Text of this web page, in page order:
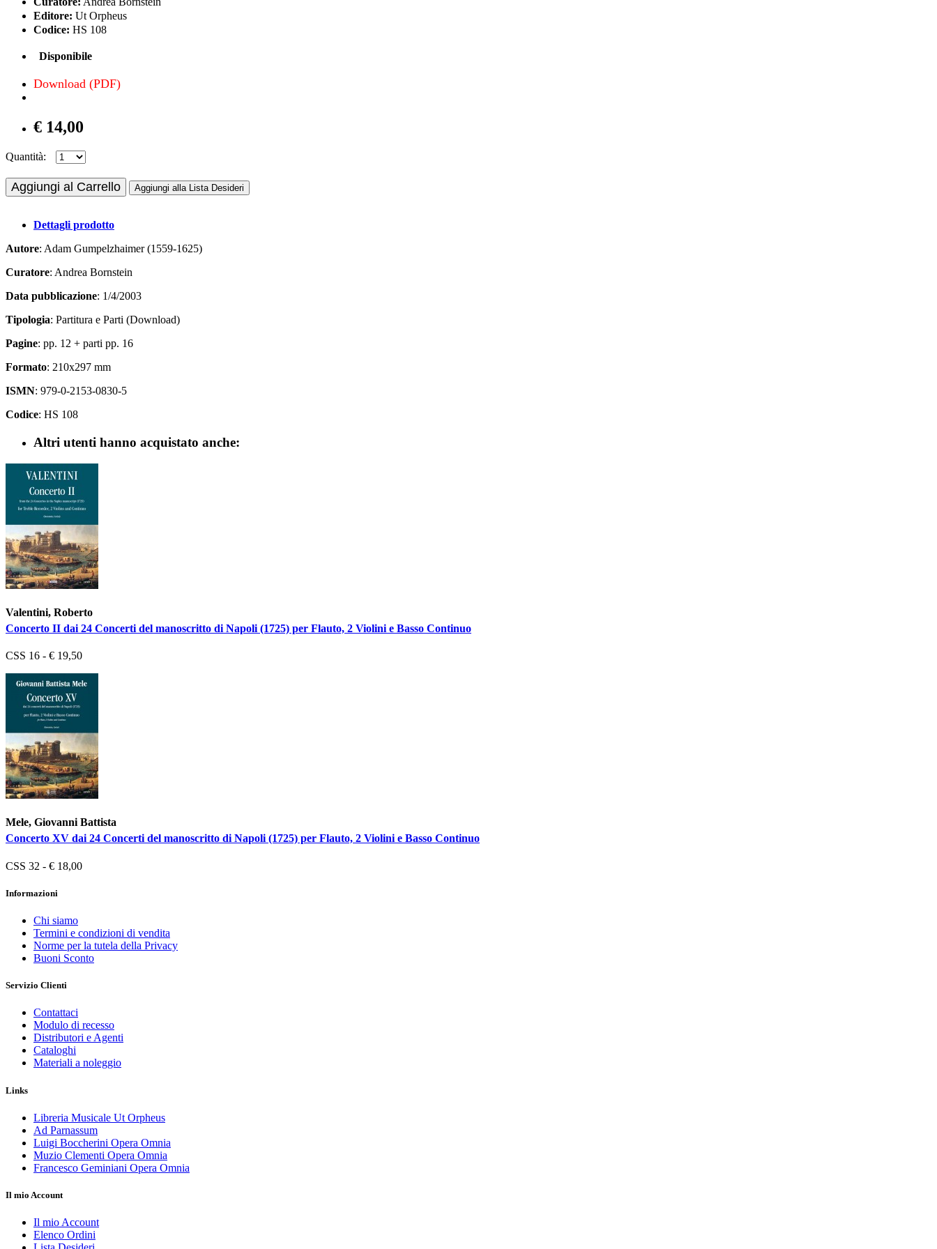
Editore: Ut Orpheus
Codice: HS 108
Disponibile
Download (PDF)
€ 14,00
Quantità:
Aggiungi al Carrello Aggiungi alla Lista Desideri
Dettagli prodotto
Autore: Adam Gumpelzhaimer (1559-1625)
Curatore: Andrea Bornstein
Data pubblicazione: 1/4/2003
Tipologia: Partitura e Parti (Download)
Pagine: pp. 12 + parti pp. 16
Formato: 210x297 mm
ISMN: 979-0-2153-0830-5
Codice: HS 108
Altri utenti hanno acquistato anche:
Valentini, Roberto
Concerto II dai 24 Concerti del manoscritto di Napoli (1725) per Flauto, 2 Violini e Basso Continuo
CSS 16 - € 19,50
Mele, Giovanni Battista
Concerto XV dai 24 Concerti del manoscritto di Napoli (1725) per Flauto, 2 Violini e Basso Continuo
CSS 32 - € 18,00
Informazioni
Chi siamo
Termini e condizioni di vendita
Norme per la tutela della Privacy
Buoni Sconto
Servizio Clienti
Contattaci
Modulo di recesso
Distributori e Agenti
Cataloghi
Materiali a noleggio
Links
Libreria Musicale Ut Orpheus
Ad Parnassum
Luigi Boccherini Opera Omnia
Muzio Clementi Opera Omnia
Francesco Geminiani Opera Omnia
Il mio Account
Il mio Account
Elenco Ordini